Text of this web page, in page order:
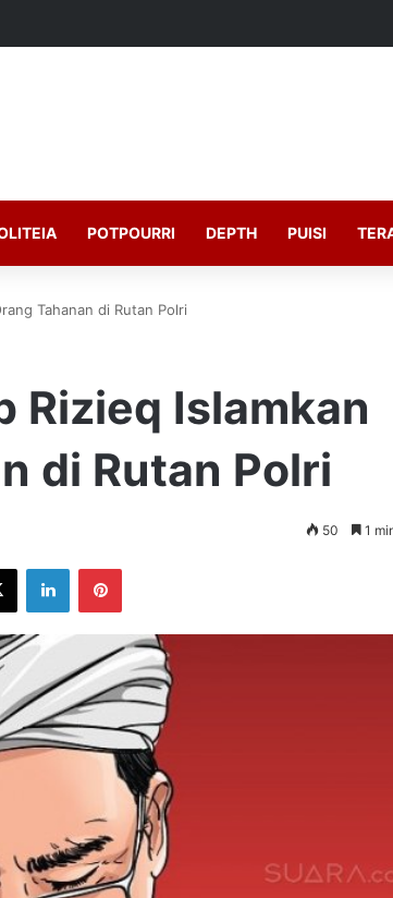
POTPOURRI DEPTH PUISI
Tahanan di Rutan Polri
Rizieq Islamkan
di Rutan Polri
50 1
X LinkedInPinterest